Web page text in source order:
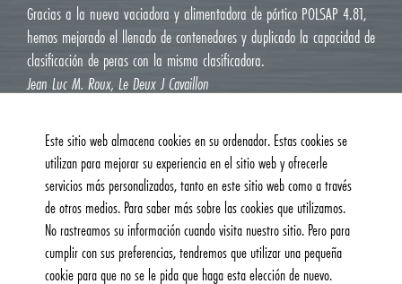
Gracias a la nueva vaciadora y alimentadora de pórtico POLSAP 4.81,
hemos mejorado el llenado de contenedores y duplicado la capacidad de
clasificación de peras con la misma clasificadora.
Jean Luc M. Roux, Le Deux J Cavaillon
Este sitio web almacena cookies en su ordenador. Estas cookies se
utilizan para mejorar su experiencia en el sitio web y ofrecerle
servicios más personalizados, tanto en este sitio web como a través
de otros medios. Para saber más sobre las cookies que utilizamos.
No rastreamos su información cuando visita nuestro sitio. Pero para
cumplir con sus preferencias, tendremos que utilizar una pequeña
cookie para que no se le pida que haga esta elección de nuevo.